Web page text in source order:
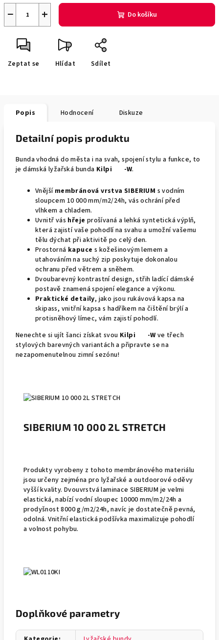
+
− Do košíku
Zeptat se Hlídat Sdílet
Popis Hodnocení Diskuze
Detailní popis produktu
Bunda vhodná do města i na svah, spojení stylu a funkce, to
je dámská lyžařská bunda Kilpi -W.
Vnější membránová vrstva SIBERIUM s vodním
sloupcem 10 000 mm/m2/24h, vás ochrání před
vlhkem a chladem.
Uvnitř vás hřeje prošívaná a lehká syntetická výplň,
která zajistí vaše pohodlí na svahu a umožní vašemu
tělu dýchat při aktivitě po celý den.
Prostorná kapuce s kožešinovým lemem a
utahováním na suchý zip poskytuje dokonalou
ochranu před větrem a sněhem.
Dvoubarevný kontrastní design, střih ladící dámské
postavě znamená spojení elegance a výkonu.
Praktické detaily, jako jsou rukávová kapsa na
skipass, vnitřní kapsa s hadříkem na čištění brýlí a
protisněhový límec, vám zajistí pohodlí.
Nenechte si ujít šanci získat svou Kilpi -Wve třech
stylových barevných variantách a připravte se na
nezapomenutelnou zimní sezónu!
SIBERIUM 10 000 2L STRETCH
Produkty vyrobeny z tohoto membránového materiálu
jsou určeny zejména pro lyžařské a outdoorové oděvy
vyšší kvality. Dvouvrstvá laminace SIBERIUM je velmi
elastická, nabízí vodní sloupec 10000 mm/m2/24h a
prodyšnost 8000 g/m2/24h, navíc je dostatečně pevná,
odolná. Vnitřní elastická podšívka maximalizuje pohodlí
a volnost pohybu.
Doplňkové parametry